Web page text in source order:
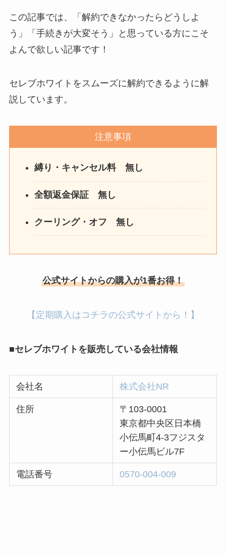
この記事では、「解約できなかったらどうしよ
う」「手続きが大変そう」と思っている方にこそ
よんで欲しい記事です！
セレブホワイトをスムーズに解約できるように解
説しています。
注意事項
縛り・キャンセル料 無し
全額返金保証 無し
クーリング・オフ 無し
公式サイトからの購入が1番お得！
【定期購入はコチラの公式サイトから！】
■セレブホワイトを販売している会社情報
会社名 株式会社NR
住所
〒103-0001
東京都中央区日本橋
小伝馬町4-3フジスタ
ー小伝馬ビル7F
電話番号 0570-004-009